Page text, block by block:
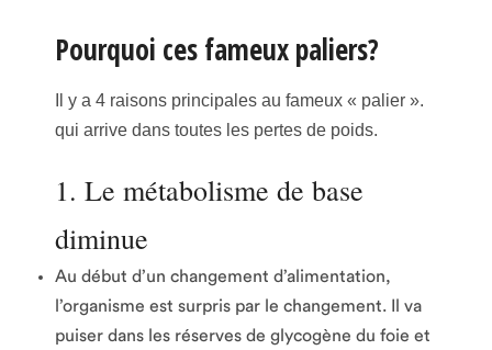
Pourquoi ces fameux paliers?
Il y a 4 raisons principales au fameux « palier ».
qui arrive dans toutes les pertes de poids.
1. Le métabolisme de base
diminue
Au début d’un changement d’alimentation,
l’organisme est surpris par le changement. Il va
puiser dans les réserves de glycogène du foie et